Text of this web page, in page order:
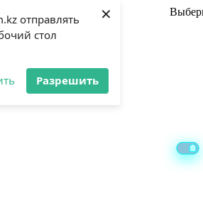
отправлять
стол
Разрешить
×